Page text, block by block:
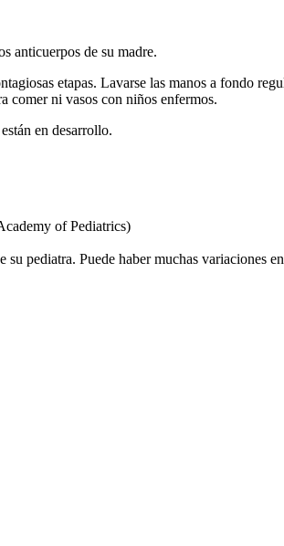
anticuerpos de su madre.
etapas. Lavarse las manos a fondo
comer ni vasos con niños enfermos.
en desarrollo.
of Pediatrics)
pediatra. Puede haber muchas variaciones